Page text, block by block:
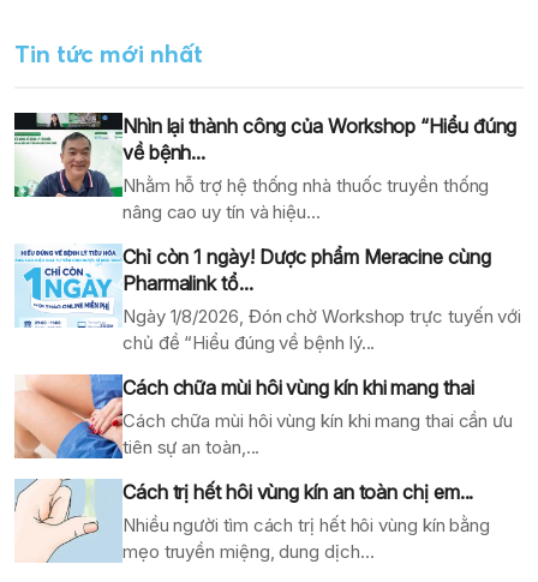
Tin tức mới nhất
Nhìn lại thành công của Workshop “Hiểu đúng
về bệnh...
Nhằm hỗ trợ hệ thống nhà thuốc truyền thống
nâng cao uy tín và hiệu...
Chỉ còn 1 ngày! Dược phẩm Meracine cùng
Pharmalink tổ...
Ngày 1/8/2026, Đón chờ Workshop trực tuyến với
chủ đề “Hiểu đúng về bệnh lý...
Cách chữa mùi hôi vùng kín khi mang thai
Cách chữa mùi hôi vùng kín khi mang thai cần ưu
tiên sự an toàn,...
Cách trị hết hôi vùng kín an toàn chị em...
Nhiều người tìm cách trị hết hôi vùng kín bằng
mẹo truyền miệng, dung dịch...